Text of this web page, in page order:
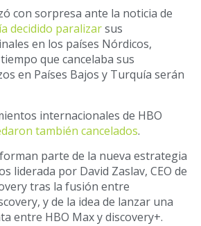
con sorpresa ante la noticia de
decidido paralizarsus
en los países Nórdicos,
que cancelaba sus
en Países Bajos y Turquía serán
internacionales de HBO
también cancelados.
parte de la nueva estrategia
liderada por David Zaslav, CEO de
tras la fusión entre
y de la idea de lanzar una
entre HBO Max y discovery+.